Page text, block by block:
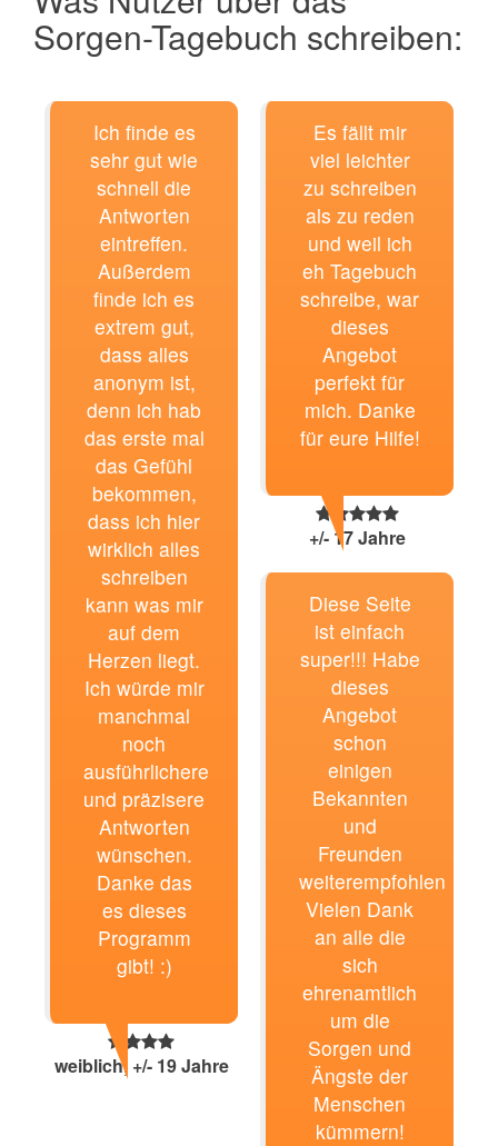
Sorgen-Tagebuch schreiben:
Ich finde es
sehr gut wie
schnell die
Antworten
eintreffen.
Außerdem
finde ich es
extrem gut,
dass alles
anonym ist,
denn ich hab
das erste mal
das Gefühl
bekommen,
dass ich hier
wirklich alles
schreiben
kann was mir
auf dem
Herzen liegt.
Ich würde mir
manchmal
noch
ausführlichere
und präzisere
Antworten
wünschen.
Danke das
es dieses
Programm
gibt! :)
weiblich, +/- 19 Jahre
Es fällt mir
viel leichter
zu schreiben
als zu reden
und weil ich
eh Tagebuch
schreibe, war
dieses
Angebot
perfekt für
mich. Danke
für eure Hilfe!
+/- 17 Jahre
Diese Seite
ist einfach
super!!! Habe
dieses
Angebot
schon
einigen
Bekannten
und
Freunden
weiterempfohlen
Vielen Dank
an alle die
sich
ehrenamtlich
um die
Sorgen und
Ängste der
Menschen
kümmern!